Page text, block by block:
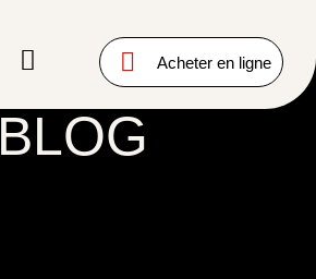
Acheter en ligne
LE
BLOG